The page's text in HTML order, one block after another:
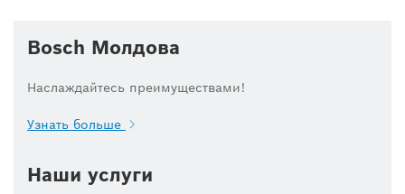
Bosch Молдова
Наслаждайтесь преимуществами!
Узнать больше
Наши услуги